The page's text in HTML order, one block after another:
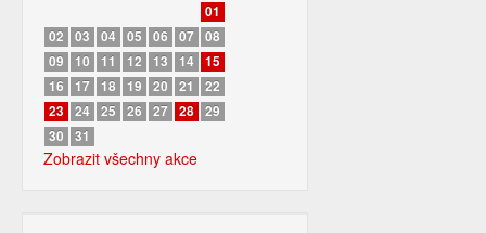
01
02
03 04 05 06 07 08
09
10 11 12 13 14
15
16
17 18 19 20 21
22
23
24 25 26 27 28 29
30
31
Zobrazit všechny akce